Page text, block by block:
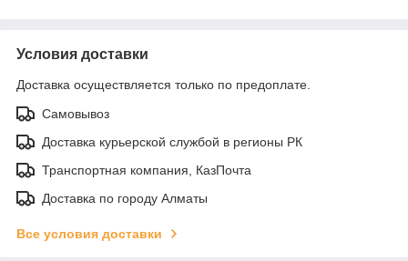
Условия доставки
Доставка осуществляется только по предоплате.
Самовывоз
Доставка курьерской службой в регионы РК
Транспортная компания, КазПочта
Доставка по городу Алматы
Все условия доставки